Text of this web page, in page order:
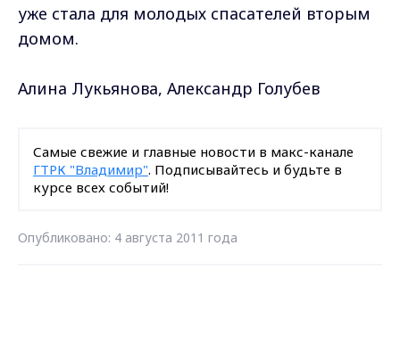
уже стала для молодых спасателей вторым
домом.
Алина Лукьянова, Александр Голубев
Самые свежие и главные новости в макс-канале
ГТРК "Владимир". Подписывайтесь и будьте в
курсе всех событий!
Опубликовано: 4 августа 2011 года